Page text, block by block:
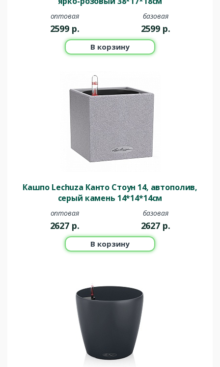
оптовая
2599 р.
базовая
2599 р.
В корзину
Кашпо Lechuza Канто Стоун 14, автополив,
серый камень 14*14*14см
оптовая
2627 р.
базовая
2627 р.
В корзину